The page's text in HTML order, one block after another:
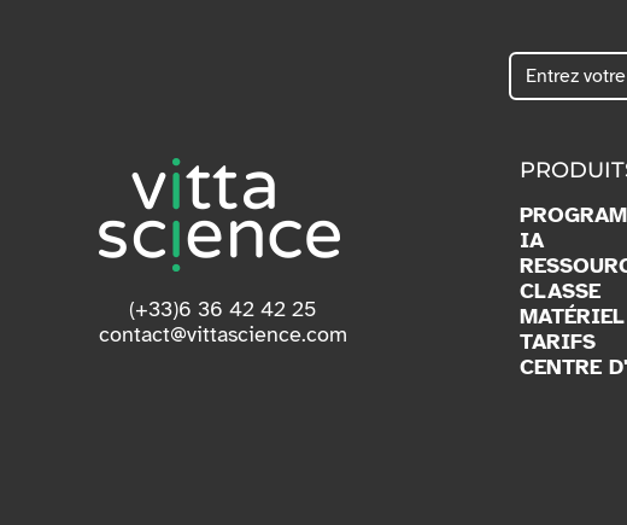
(+33)6 36 42 42 25
contact@vittascience.com
IA
CLASSE
MATÉRIEL
TARIFS
CENTRE